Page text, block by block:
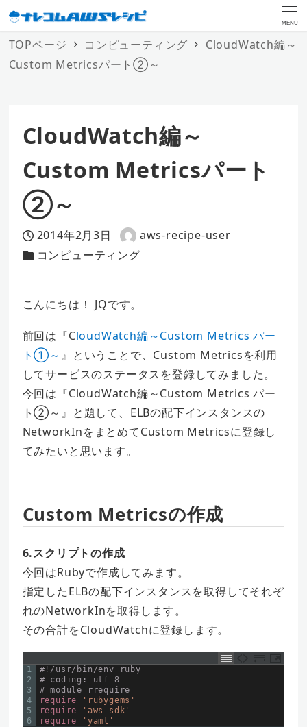
MENU
TOPページ コンピューティング
CloudWatch編～
Custom Metricsパート②～
CloudWatch編～
Custom Metricsパート
②～
投稿日
2014年2月3日
著
者
aws-recipe-user
カテゴリー
コンピューティング
こんにちは！ JQです。
前回は『CloudWatch編～Custom Metrics パー
ト①～ 』ということで、Custom Metricsを利用
してサービスのステータスを登録してみました。
今回は『CloudWatch編～Custom Metrics パー
ト②～』と題して、ELBの配下インスタンスの
NetworkInをまとめてCustom Metricsに登録し
てみたいと思います。
Custom Metricsの作成
6.スクリプトの作成
今回はRubyで作成してみます。
指定したELBの配下インスタンスを取得してそれぞ
れのNetworkInを取得します。
その合計をCloudWatchに登録します。
1
2
3
4
5
6
#!/usr/bin/env ruby
# coding: utf-8
# module rrequire
require
'rubygems'
require
'aws-sdk'
require
'yaml'